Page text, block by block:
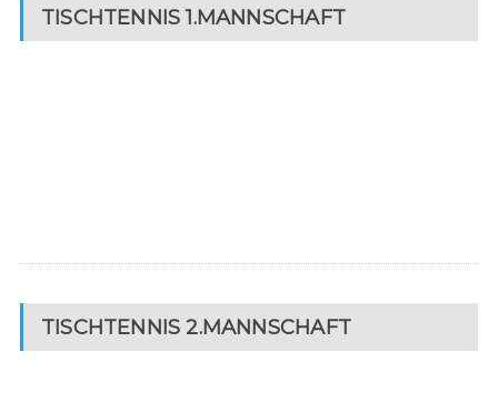
TISCHTENNIS 1.MANNSCHAFT
TISCHTENNIS 2.MANNSCHAFT